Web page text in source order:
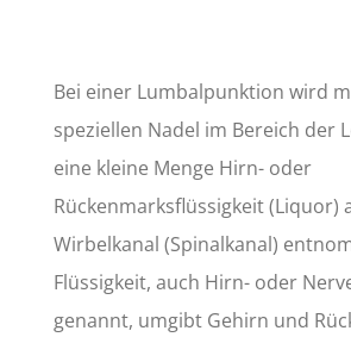
Bei einer Lumbalpunktion wird
speziellen Nadel im Bereich der
eine kleine Menge Hirn- oder
Rückenmarksflüssigkeit (Liquor)
Wirbelkanal (Spinalkanal)
Flüssigkeit, auch Hirn- oder
genannt, umgibt Gehirn und